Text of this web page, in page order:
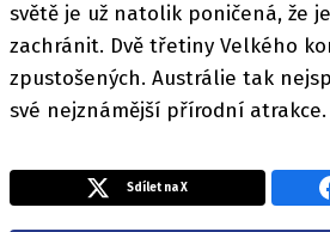
světě je už natolik poničená, že
zachránit. Dvě třetiny Velkého
zpustošených. Austrálie tak
své nejznámější přírodní atrakce.
Sdílet na X